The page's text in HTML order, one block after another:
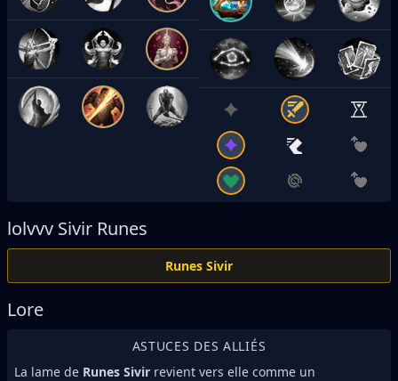
lolvvv Sivir Runes
Runes Sivir
Lore
ASTUCES DES ALLIÉS
La lame de Runes Sivir revient vers elle comme un